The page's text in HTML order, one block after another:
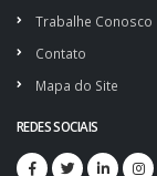
Trabalhe Conosco
Contato
Mapa do Site
REDES SOCIAIS